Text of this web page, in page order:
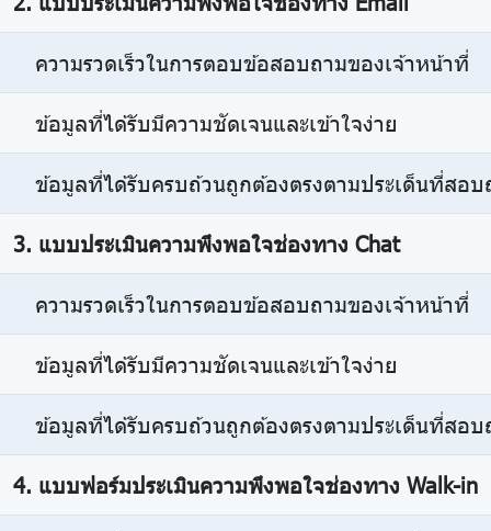
ความรวดเร็วในการตอบข้อสอบถามของเจ้าหน้าที่
ข้อมูลที่ได้รับมีความชัดเจนและเข้าใจง่าย
ข้อมูลที่ได้รับครบถ้วนถูกต้องตรงตามประเด็นที่สอบ
3. แบบประเมินความพึงพอใจช่องทาง Chat
ความรวดเร็วในการตอบข้อสอบถามของเจ้าหน้าที่
ข้อมูลที่ได้รับมีความชัดเจนและเข้าใจง่าย
ข้อมูลที่ได้รับครบถ้วนถูกต้องตรงตามประเด็นที่สอบ
4. แบบฟอร์มประเมินความพึงพอใจช่องทาง Walk-in